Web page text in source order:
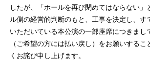
したが、「ホールを再び閉めてはならない」
ル側の経営的判断のもと、工事を決定し、す
いただいている本公演の一部座席につきまし
（ご希望の方には払い戻し）をお願いする
くお詫び申し上げます。